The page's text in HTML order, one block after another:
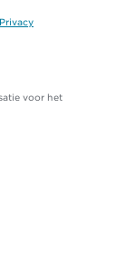
Privacy
voor het